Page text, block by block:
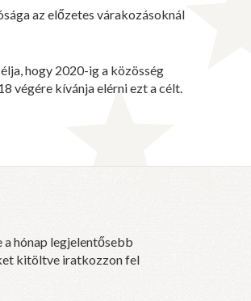
az előzetes várakozásoknál
hogy 2020-ig a közösség
végére kívánja elérni ezt a célt.
hónap legjelentősebb
kitöltve iratkozzon fel